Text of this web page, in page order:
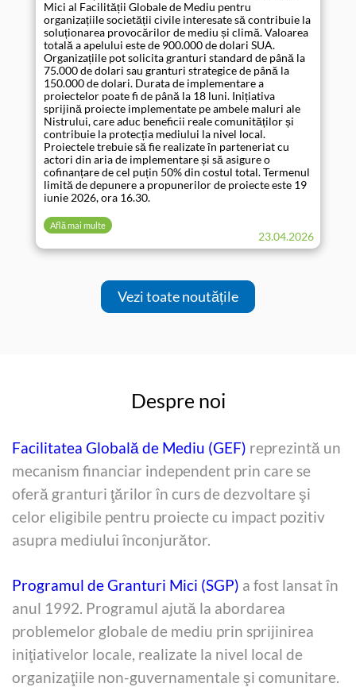
Mici al Facilității Globale de Mediu pentru
organizațiile societății civile interesate să contribuie la
soluționarea provocărilor de mediu și climă. Valoarea
totală a apelului este de 900.000 de dolari SUA.
Organizațiile pot solicita granturi standard de până la
75.000 de dolari sau granturi strategice de până la
150.000 de dolari. Durata de implementare a
proiectelor poate fi de până la 18 luni. Inițiativa
sprijină proiecte implementate pe ambele maluri ale
Nistrului, care aduc beneficii reale comunităților și
contribuie la protecția mediului la nivel local.
Proiectele trebuie să fie realizate în parteneriat cu
actori din aria de implementare și să asigure o
cofinanțare de cel puțin 50% din costul total. Termenul
limită de depunere a propunerilor de proiecte este 19
iunie 2026, ora 16.30.
Află mai multe
23.04.2026
Vezi toate noutățile
Despre noi
Facilitatea Globală de Mediu (GEF) reprezintă un
mecanism financiar independent prin care se
oferă granturi ţărilor în curs de dezvoltare şi
celor eligibile pentru proiecte cu impact pozitiv
asupra mediului înconjurător.
Programul de Granturi Mici (SGP) a fost lansat în
anul 1992. Programul ajută la abordarea
problemelor globale de mediu prin sprijinirea
iniţiativelor locale, realizate la nivel local de
organizaţiile non-guvernamentale şi comunitare.